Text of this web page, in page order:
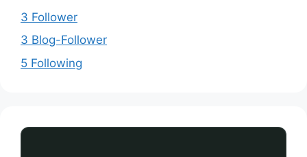
3 Follower
3 Blog-Follower
5 Following